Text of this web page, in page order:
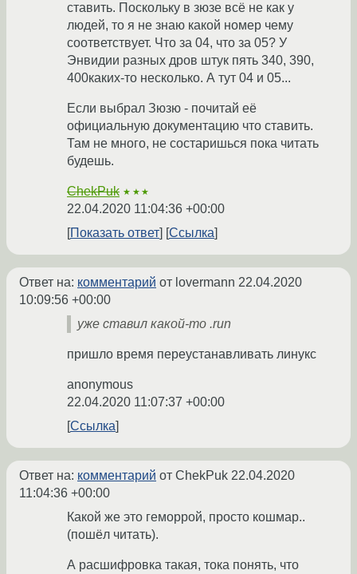
ставить. Поскольку в зюзе всё не как у
людей, то я не знаю какой номер чему
соответствует. Что за 04, что за 05? У
Энвидии разных дров штук пять 340, 390,
400каких-то несколько. А тут 04 и 05...
Если выбрал Зюзю - почитай её
официальную документацию что ставить.
Там не много, не состаришься пока читать
будешь.
ChekPuk ★★★
22.04.2020 11:04:36 +00:00
Показать ответ
Ссылка
Ответ на: комментарий от lovermann 22.04.2020
10:09:56 +00:00
уже ставил какой-то .run
пришло время переустанавливать линукс
anonymous
22.04.2020 11:07:37 +00:00
Ссылка
Ответ на: комментарий от ChekPuk 22.04.2020
11:04:36 +00:00
Какой же это геморрой, просто кошмар..
(пошёл читать).
А расшифровка такая, тока понять, что